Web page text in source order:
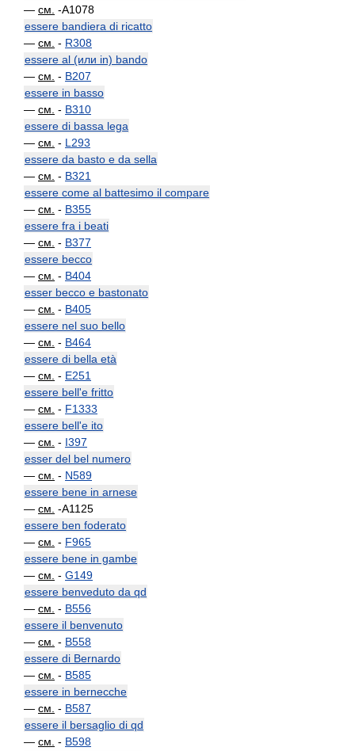
— см. -A1078
essere bandiera di ricatto
— см. - R308
essere al (или in) bando
— см. - B207
essere in basso
— см. - B310
essere di bassa lega
— см. - L293
essere da basto e da sella
— см. - B321
essere come al battesimo il compare
— см. - B355
essere fra i beati
— см. - B377
essere becco
— см. - B404
esser becco e bastonato
— см. - B405
essere nel suo bello
— см. - B464
essere di bella età
— см. - E251
essere bell'e fritto
— см. - F1333
essere bell'e ito
— см. - I397
esser del bel numero
— см. - N589
essere bene in arnese
— см. -A1125
essere ben foderato
— см. - F965
essere bene in gambe
— см. - G149
essere benveduto da qd
— см. - B556
essere il benvenuto
— см. - B558
essere di Bernardo
— см. - B585
essere in bernecche
— см. - B587
essere il bersaglio di qd
— см. - B598